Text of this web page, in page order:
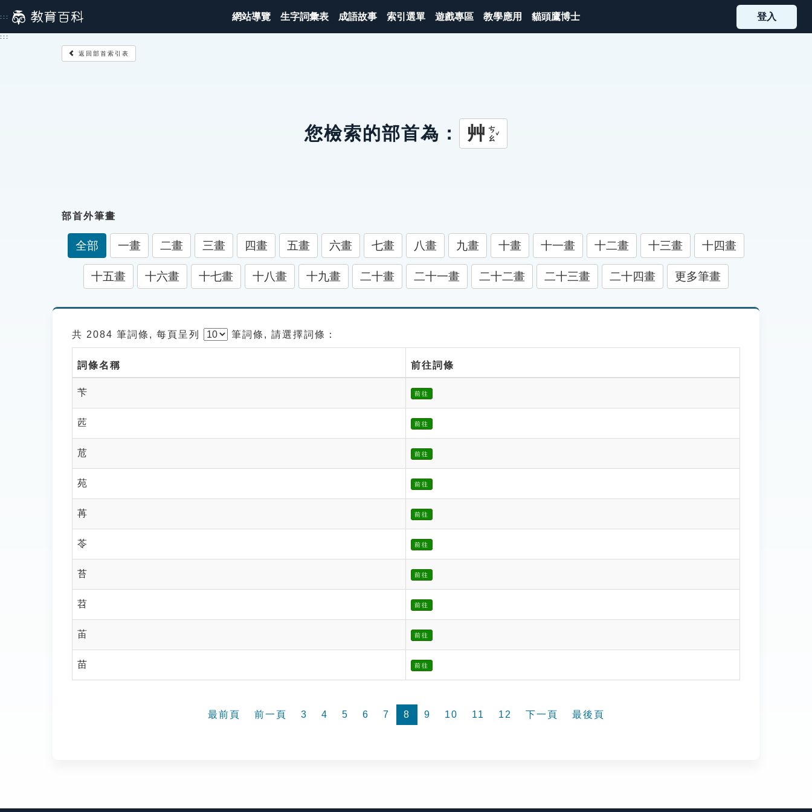
到
主
::: 網站導覽 生字詞彙表 成語故事 索引選單 遊戲專區 教學應用 貓頭鷹博士 登入
:::
返回部首索引表
您檢索的部首為： 艸 ㄘㄠˇ
部首外筆畫
全部 一畫 二畫 三畫 四畫 五畫 六畫 七畫 八畫 九畫 十畫 十一畫 十二畫 十三畫 十四畫
十五畫 十六畫 十七畫 十八畫 十九畫 二十畫 二十一畫 二十二畫 二十三畫 二十四畫 更多筆畫
共 2084 筆詞條, 每頁呈列 筆詞條, 請選擇詞條：
詞條名稱 前往詞條
苄 前往
苉 前往
苊 前往
苑 前往
苒 前往
苓 前往
苔 前往
苕 前往
苖 前往
苗 前往
最前頁 前一頁 3 4 5 6 7 8 9 10 11 12 下一頁 最後頁